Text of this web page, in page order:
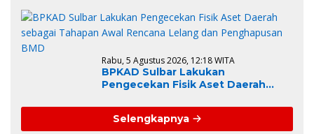
Hadapi Musim Kemarau
Rabu, 5 Agustus 2026, 12:18 WITA
BPKAD Sulbar Lakukan
Pengecekan Fisik Aset Daerah
Lelang dan Penghapusan BMD
Selengkapnya